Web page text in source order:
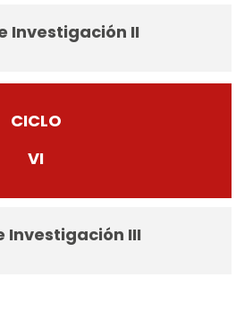
Investigación II
CICLO
VI
Investigación III